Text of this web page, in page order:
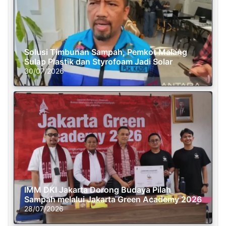
Solusi Timbunan Sampah, Pemkot Malang
Sulap Plastik dan Styrofoam Jadi Solar
30/07/2026
IMM DKI Jakarta Dorong Budaya Pilah
Sampah melalui Jakarta Green Academy 2026
28/07/2026